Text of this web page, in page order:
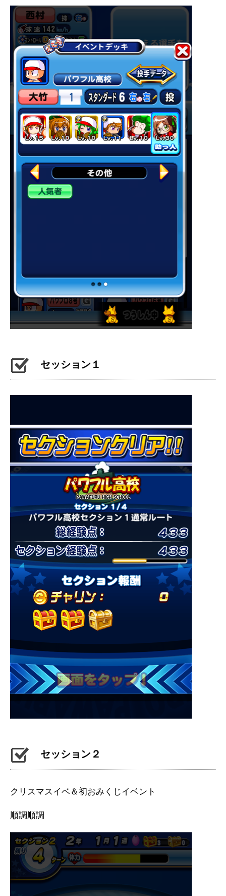
セッション１
セッション２
クリスマスイベ＆初おみくじイベント
順調順調